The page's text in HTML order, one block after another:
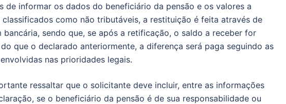
de informar os dados do beneficiário da pensão e os valores a
classificados como não tributáveis, a restituição é feita através de
bancária, sendo que, se após a retificação, o saldo a receber for
que o declarado anteriormente, a diferença será paga seguindo as
nas prioridades legais.
ressaltar que o solicitante deve incluir, entre as informações
se o beneficiário da pensão é de sua responsabilidade ou